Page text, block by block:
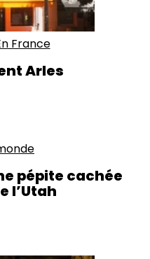
France
Arles
pépite cachée
l’Utah